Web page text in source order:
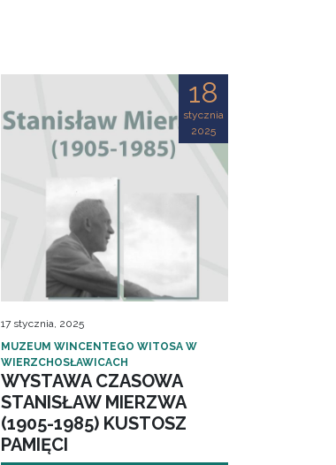
18
stycznia
2025
17 stycznia, 2025
MUZEUM WINCENTEGO WITOSA W
WIERZCHOSŁAWICACH
WYSTAWA CZASOWA
STANISŁAW MIERZWA
(1905-1985) KUSTOSZ
PAMIĘCI